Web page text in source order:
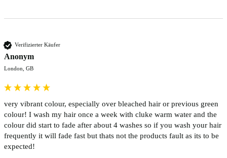
Verifizierter Käufer
Anonym
London, GB
very vibrant colour, especially over bleached hair or previous green
colour! I wash my hair once a week with cluke warm water and the
colour did start to fade after about 4 washes so if you wash your hair
frequently it will fade fast but thats not the products fault as its to be
expected!